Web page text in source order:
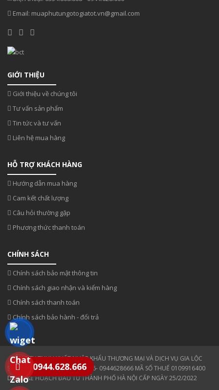
Email: muaphutungotogiatot.vn@gmail.com
GIỚI THIỆU
Giới thiệu về chúng tôi
Tư vấn sản phẩm
Tin tức và tư vấn
Liên hệ mua hàng
HỖ TRỢ KHÁCH HÀNG
Hướng dẫn mua hàng
Cam kết chất lượng
Câu hỏi thường gặp
Phương thức thanh toán
CHÍNH SÁCH
Chính sách bảo mật thông tin
Chính sách giao nhận và kiểm hàng
Chính sách thanh toán
Chính sách bảo hành - đổi trả
CÔNG TY TNHH XUẤT NHẬP KHẨU THƯƠNG MẠI VÀ DỊCH VỤ GIA LỘC
SĐT: 0354 808 808- 0943330886- 0944628666 MÃ SỐ THUẾ 0109916400
DO SỞ KẾ HOẠCH ĐẦU TƯ THÀNH PHỐ HÀ NỘI CẤP NGÀY 25/2/2022
0944.628.666